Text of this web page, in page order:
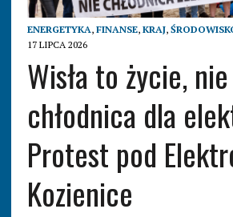
ENERGETYKA, FINANSE, KRAJ,
17 LIPCA 2026
Wisła to życie, nie
chłodnica dla
Protest pod
Kozienice